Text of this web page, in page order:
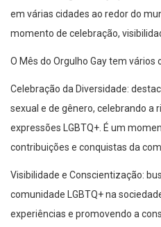
em várias cidades ao redor do
momento de celebração,
O Mês do Orgulho Gay tem
Celebração da Diversidade:
sexual e de gênero, celebrando a
expressões LGBTQ+. É um
contribuições e conquistas da
Visibilidade e Conscientização:
comunidade LGBTQ+ na
experiências e promovendo a